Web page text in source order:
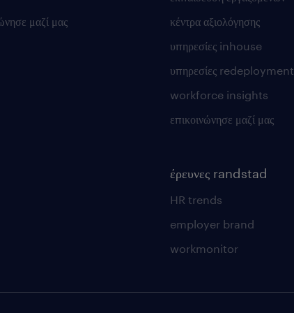
μαζί μας
κέντρα αξιολόγησης
υπηρεσίες inhouse
υπηρεσίες redeployment
workforce insights
επικοινώνησε μαζί μας
έρευνες randstad
HR trends
employer brand
workmonitor